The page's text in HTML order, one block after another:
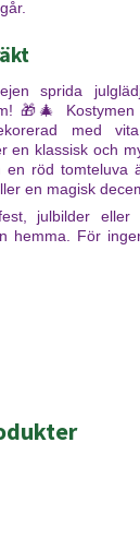
sprida
🎁🎄
med
en klassisk och
en röd tomteluva
en magisk
julbilder
hemma. För